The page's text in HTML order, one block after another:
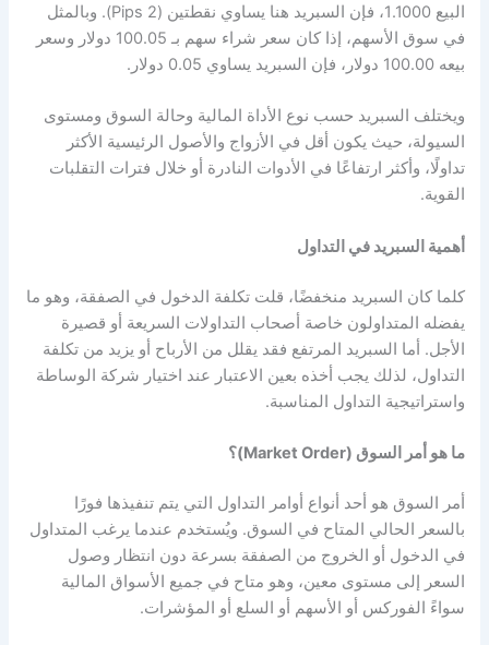
البيع 1.1000، فإن السبريد هنا يساوي نقطتين (2 Pips). وبالمثل
في سوق الأسهم، إذا كان سعر شراء سهم بـ 100.05 دولار وسعر
بيعه 100.00 دولار، فإن السبريد يساوي 0.05 دولار.
ويختلف السبريد حسب نوع الأداة المالية وحالة السوق ومستوى
السيولة، حيث يكون أقل في الأزواج والأصول الرئيسية الأكثر
تداولًا، وأكثر ارتفاعًا في الأدوات النادرة أو خلال فترات التقلبات
القوية.
أهمية السبريد في التداول
كلما كان السبريد منخفضًا، قلت تكلفة الدخول في الصفقة، وهو ما
يفضله المتداولون خاصة أصحاب التداولات السريعة أو قصيرة
الأجل. أما السبريد المرتفع فقد يقلل من الأرباح أو يزيد من تكلفة
التداول، لذلك يجب أخذه بعين الاعتبار عند اختيار شركة الوساطة
واستراتيجية التداول المناسبة.
ما هو أمر السوق (Market Order)؟
أمر السوق هو أحد أنواع أوامر التداول التي يتم تنفيذها فورًا
بالسعر الحالي المتاح في السوق. ويُستخدم عندما يرغب المتداول
في الدخول أو الخروج من الصفقة بسرعة دون انتظار وصول
السعر إلى مستوى معين، وهو متاح في جميع الأسواق المالية
سواءً الفوركس أو الأسهم أو السلع أو المؤشرات.